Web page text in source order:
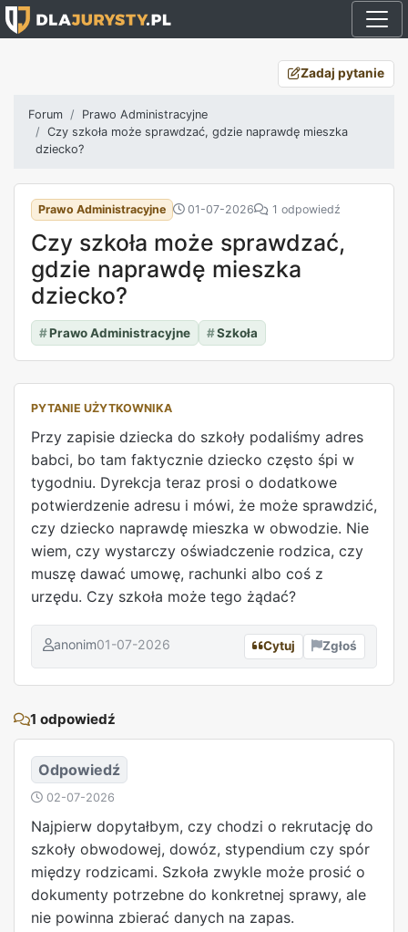
Zadaj pytanie
Forum
Prawo Administracyjne
Czy szkoła może sprawdzać, gdzie naprawdę mieszka
dziecko?
Prawo Administracyjne 01-07-2026 1 odpowiedź
Czy szkoła może sprawdzać,
gdzie naprawdę mieszka
dziecko?
#Prawo Administracyjne #Szkoła
PYTANIE UŻYTKOWNIKA
Przy zapisie dziecka do szkoły podaliśmy adres
babci, bo tam faktycznie dziecko często śpi w
tygodniu. Dyrekcja teraz prosi o dodatkowe
potwierdzenie adresu i mówi, że może sprawdzić,
czy dziecko naprawdę mieszka w obwodzie. Nie
wiem, czy wystarczy oświadczenie rodzica, czy
muszę dawać umowę, rachunki albo coś z
urzędu. Czy szkoła może tego żądać?
anonim01-07-2026 Cytuj Zgłoś
1 odpowiedź
Odpowiedź
02-07-2026
Najpierw dopytałbym, czy chodzi o rekrutację do
szkoły obwodowej, dowóz, stypendium czy spór
między rodzicami. Szkoła zwykle może prosić o
dokumenty potrzebne do konkretnej sprawy, ale
nie powinna zbierać danych na zapas.